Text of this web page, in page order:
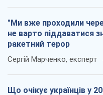
"Ми вже проходили
не варто піддаватися
ракетний терор
Сергій Марченко, експерт
Що очікує українців у